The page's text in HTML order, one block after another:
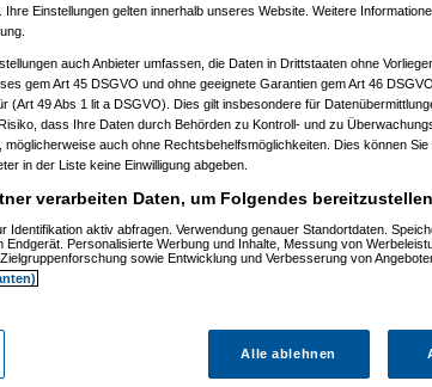
als bei einer
Ihre Einstellungen gelten innerhalb unseres Website. Weitere
auch Anbieter umfassen, die Daten in Drittstaaten ohne
gem Art 45 DSGVO und ohne geeignete Garantien gem Art 46
(Art 49 Abs 1 lit a DSGVO). Dies gilt insbesondere für
dass Ihre Daten durch Behörden zu Kontroll- und zu
auch ohne Rechtsbehelfsmöglichkeiten. Dies können Sie
in der Liste keine Einwilligung abgeben.
verarbeiten Daten, um Folgendes
Identifikation aktiv abfragen. Verwendung genauer Standortdaten.
Endgerät. Personalisierte Werbung und Inhalte, Messung von
sowie Entwicklung und Verbesserung von
Alle ablehnen